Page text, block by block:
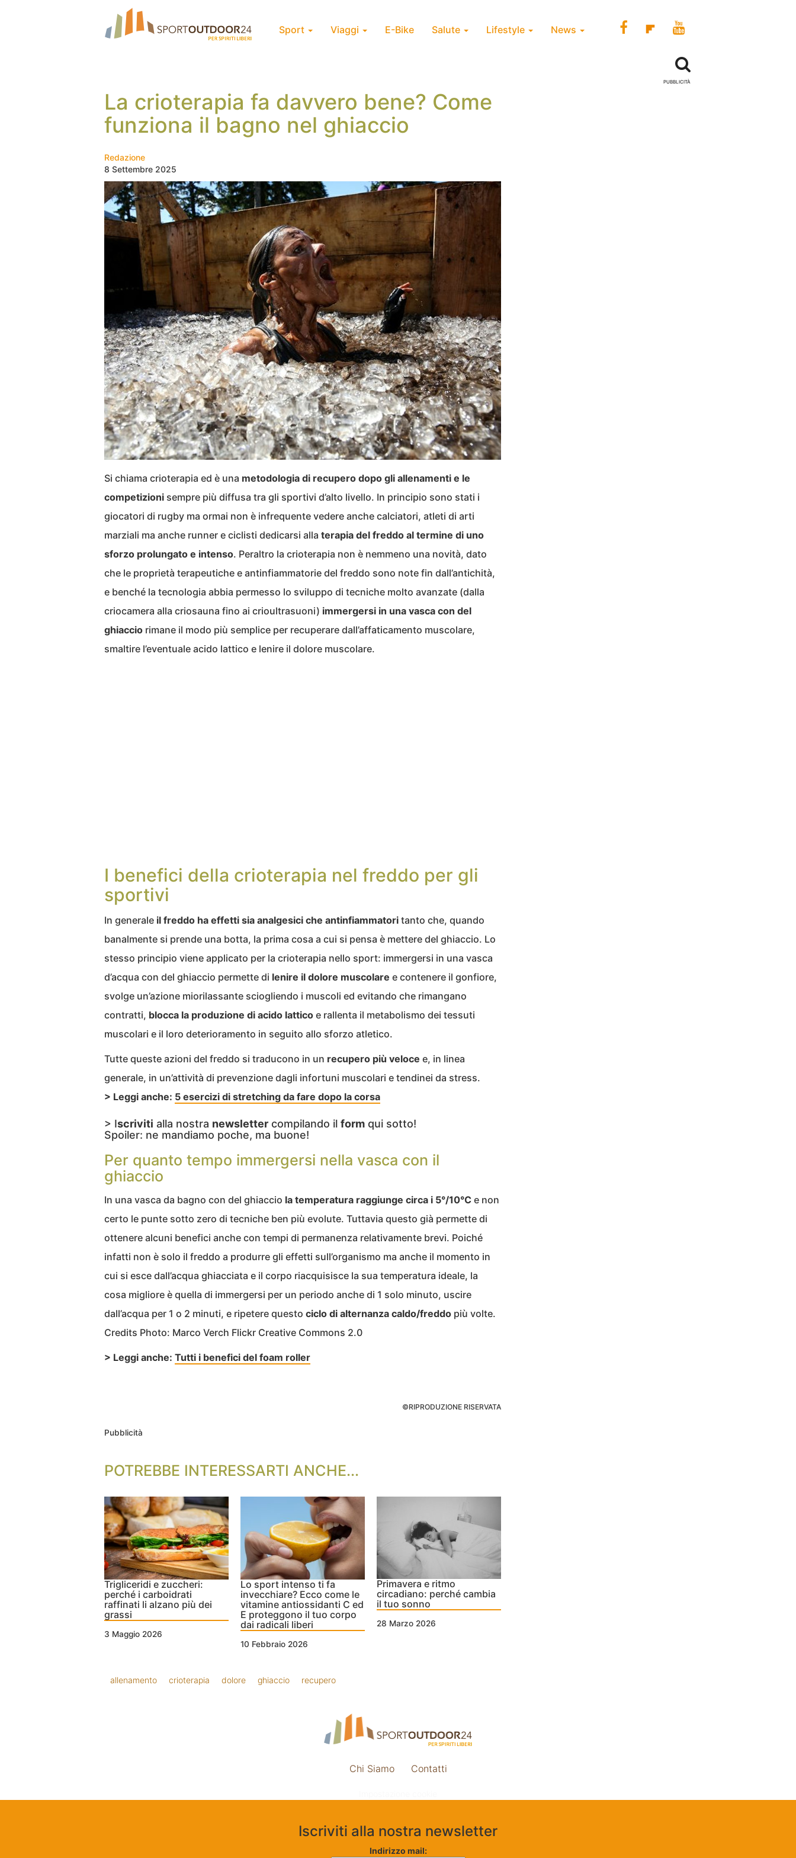
Sport Viaggi E-Bike Salute Lifestyle News
La crioterapia fa davvero bene? Come
funziona il bagno nel ghiaccio
Redazione
8 Settembre 2025
Si chiama crioterapia ed è una metodologia di recupero dopo gli allenamenti e le
competizioni sempre più diffusa tra gli sportivi d’alto livello. In principio sono stati i
giocatori di rugby ma ormai non è infrequente vedere anche calciatori, atleti di arti
marziali ma anche runner e ciclisti dedicarsi alla terapia del freddo al termine di uno
sforzo prolungato e intenso. Peraltro la crioterapia non è nemmeno una novità, dato
che le proprietà terapeutiche e antinfiammatorie del freddo sono note fin dall’antichità,
e benché la tecnologia abbia permesso lo sviluppo di tecniche molto avanzate (dalla
criocamera alla criosauna fino ai crioultrasuoni) immergersi in una vasca con del
ghiaccio rimane il modo più semplice per recuperare dall’affaticamento muscolare,
smaltire l’eventuale acido lattico e lenire il dolore muscolare.
I benefici della crioterapia nel freddo per gli
sportivi
In generale il freddo ha effetti sia analgesici che antinfiammatori tanto che, quando
banalmente si prende una botta, la prima cosa a cui si pensa è mettere del ghiaccio. Lo
stesso principio viene applicato per la crioterapia nello sport: immergersi in una vasca
d’acqua con del ghiaccio permette di lenire il dolore muscolare e contenere il gonfiore,
svolge un’azione miorilassante sciogliendo i muscoli ed evitando che rimangano
contratti, blocca la produzione di acido lattico e rallenta il metabolismo dei tessuti
muscolari e il loro deterioramento in seguito allo sforzo atletico.
Tutte queste azioni del freddo si traducono in un recupero più veloce e, in linea
generale, in un’attività di prevenzione dagli infortuni muscolari e tendinei da stress.
> Leggi anche: 5 esercizi di stretching da fare dopo la corsa
> Iscriviti alla nostra newsletter compilando il form qui sotto!
Spoiler: ne mandiamo poche, ma buone!
Per quanto tempo immergersi nella vasca con il
ghiaccio
In una vasca da bagno con del ghiaccio la temperatura raggiunge circa i 5°/10°C e non
certo le punte sotto zero di tecniche ben più evolute. Tuttavia questo già permette di
ottenere alcuni benefici anche con tempi di permanenza relativamente brevi. Poiché
infatti non è solo il freddo a produrre gli effetti sull’organismo ma anche il momento in
cui si esce dall’acqua ghiacciata e il corpo riacquisisce la sua temperatura ideale, la
cosa migliore è quella di immergersi per un periodo anche di 1 solo minuto, uscire
dall’acqua per 1 o 2 minuti, e ripetere questo ciclo di alternanza caldo/freddo più volte.
Credits Photo: Marco Verch Flickr Creative Commons 2.0
> Leggi anche: Tutti i benefici del foam roller
©RIPRODUZIONE RISERVATA
Pubblicità
POTREBBE INTERESSARTI ANCHE...
Trigliceridi e zuccheri:
perché i carboidrati
raffinati li alzano più dei
grassi
3 Maggio 2026
Lo sport intenso ti fa
invecchiare? Ecco come le
vitamine antiossidanti C ed
E proteggono il tuo corpo
dai radicali liberi
10 Febbraio 2026
Primavera e ritmo
circadiano: perché cambia
il tuo sonno
28 Marzo 2026
allenamento crioterapia dolore ghiaccio recupero
PUBBLICITÀ
Chi Siamo Contatti
Iscriviti alla nostra newsletter
Indirizzo mail: